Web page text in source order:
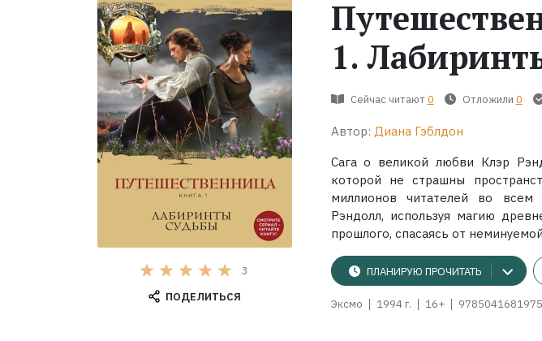
3
ПОДЕЛИТЬСЯ
1.
Сейчас читают 0 Отложили 0
Автор: Диана Гэблдон
Сага о великой любви Клэр
которой не страшны
миллионов читателей во
Рэндолл, используя магию
прошлого, спасаясь от
ПЛАНИРУЮ ПРОЧИТАТЬ
Эксмо 1994 г. 16+ 9785041681975